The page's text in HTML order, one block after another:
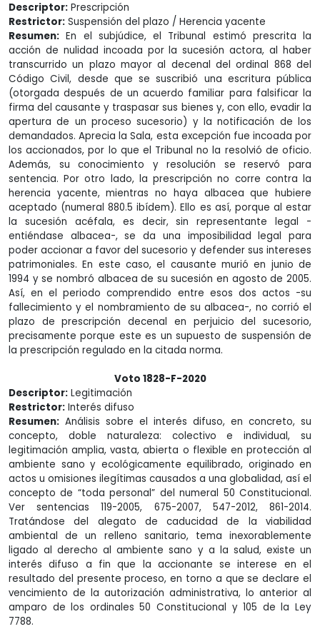
Descriptor: Prescripción
Restrictor: Suspensión del plazo / Herencia yacente
Resumen: En el subjúdice, el Tribunal estimó prescrita la
acción de nulidad incoada por la sucesión actora, al haber
transcurrido un plazo mayor al decenal del ordinal 868 del
Código Civil, desde que se suscribió una escritura pública
(otorgada después de un acuerdo familiar para falsificar la
firma del causante y traspasar sus bienes y, con ello, evadir la
apertura de un proceso sucesorio) y la notificación de los
demandados. Aprecia la Sala, esta excepción fue incoada por
los accionados, por lo que el Tribunal no la resolvió de oficio.
Además, su conocimiento y resolución se reservó para
sentencia. Por otro lado, la prescripción no corre contra la
herencia yacente, mientras no haya albacea que hubiere
aceptado (numeral 880.5 ibídem). Ello es así, porque al estar
la sucesión acéfala, es decir, sin representante legal -
entiéndase albacea-, se da una imposibilidad legal para
poder accionar a favor del sucesorio y defender sus intereses
patrimoniales. En este caso, el causante murió en junio de
1994 y se nombró albacea de su sucesión en agosto de 2005.
Así, en el periodo comprendido entre esos dos actos -su
fallecimiento y el nombramiento de su albacea-, no corrió el
plazo de prescripción decenal en perjuicio del sucesorio,
precisamente porque este es un supuesto de suspensión de
la prescripción regulado en la citada norma.
Voto 1828-F-2020
Descriptor: Legitimación
Restrictor: Interés difuso
Resumen: Análisis sobre el interés difuso, en concreto, su
concepto, doble naturaleza: colectivo e individual, su
legitimación amplia, vasta, abierta o flexible en protección al
ambiente sano y ecológicamente equilibrado, originado en
actos u omisiones ilegítimas causados a una globalidad, así el
concepto de “toda personal” del numeral 50 Constitucional.
Ver sentencias 119-2005, 675-2007, 547-2012, 861-2014.
Tratándose del alegato de caducidad de la viabilidad
ambiental de un relleno sanitario, tema inexorablemente
ligado al derecho al ambiente sano y a la salud, existe un
interés difuso a fin que la accionante se interese en el
resultado del presente proceso, en torno a que se declare el
vencimiento de la autorización administrativa, lo anterior al
amparo de los ordinales 50 Constitucional y 105 de la Ley
7788.